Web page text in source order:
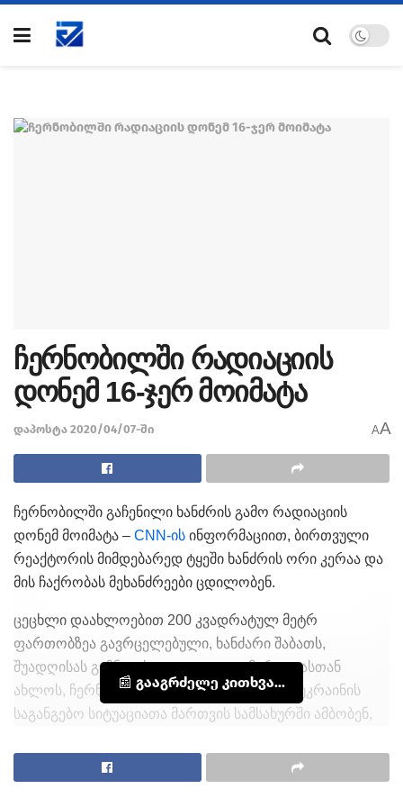
ჩერნობილში რადიაციის
დონემ 16-ჯერ მოიმატა
დაპოსტა 2020/04/07-ში AA
ჩერნობილში გაჩენილი ხანძრის გამო რადიაციის
დონემ მოიმატა – CNN-ის ინფორმაციით, ბირთვული
რეაქტორის მიმდებარედ ტყეში ხანძრის ორი კერაა და
მის ჩაქრობას მეხანძრეები ცდილობენ.
ცეცხლი დაახლოებით 200 კვადრატულ მეტრ
ფართობზეა გავრცელებული, ხანძარი შაბათს,
შუადღისას გაჩნდა სოფელ ვლადიმიროვკასთან
ახლოს, ჩერნობილის აკრძალულ ზონაში. უკრაინის
საგანგებო სიტუაციათა მართვის სამსახურში ამბობენ,
ლოკალიზებას.
📰 გააგრძელე კითხვა...